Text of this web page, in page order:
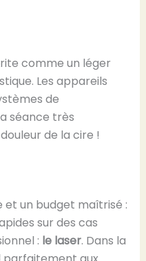
comme un léger
Les appareils
de
séance très
de la cire !
et un budget maîtrisé :
sur des cas
: le laser. Dans la